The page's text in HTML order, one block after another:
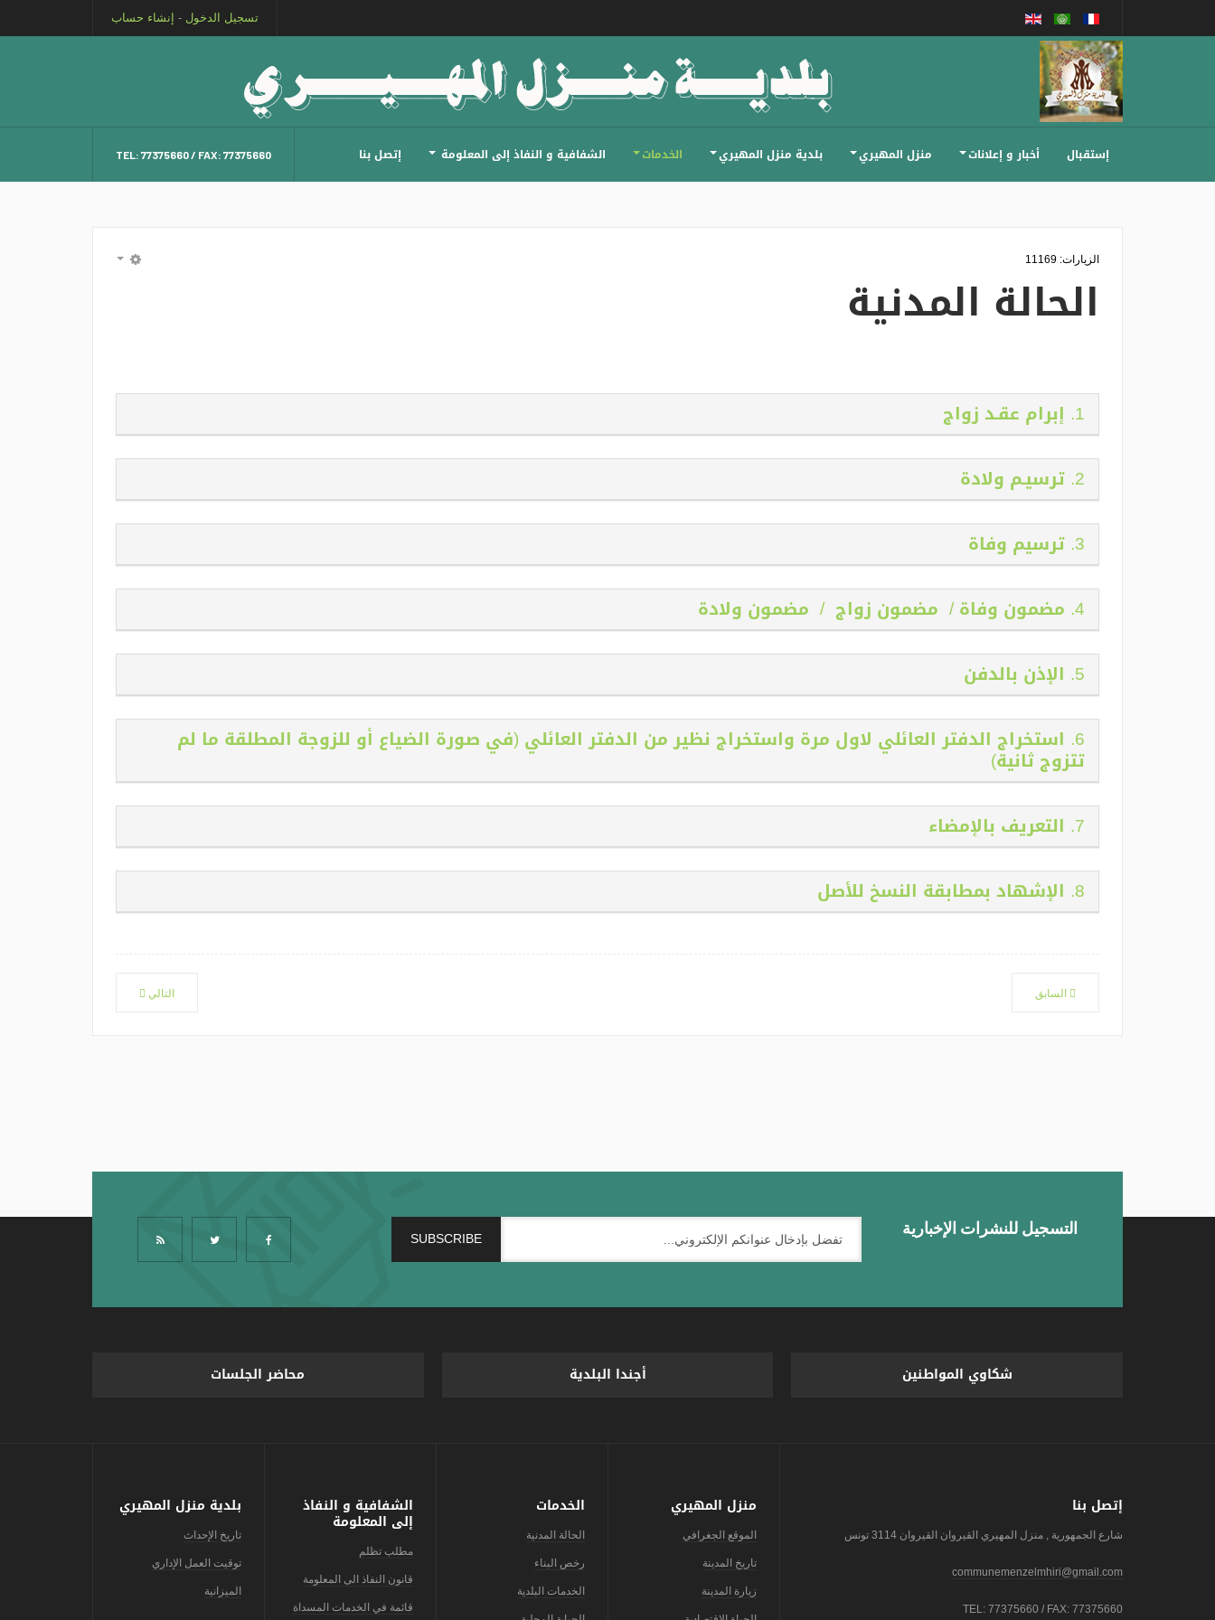
تسجيل الدخول - إنشاء حساب
إستقبال أخبار و إعلانات منزل المهيري بلدية منزل المهيري الخدمات الشفافية و النفاذ إلى المعلومة إتصل بنا TEL: 77375660 / FAX: 77375660
الزيارات: 11169 EMPTY الحالة المدنية
1. إبرام عقـد زواج
2. ترسيـم ولادة
3. ترسيم وفاة
4. مضمون وفاة / مضمون زواج / مضمون ولادة
5. الإذن بالدفن
6. استخراج الدفتر العائلي لاول مرة واستخراج نظير من الدفتر العائلي (في صورة الضياع أو للزوجة المطلقة ما لم
تتزوج ثانية)
7. التعريف بالإمضاء
8. الإشهاد بمطابقة النسخ للأصل
السابق التالي
التسجيل للنشرات الإخبارية
شكاوي المواطنين أجندا البلدية محاضر الجلسات
إتصل بنا
شارع الجمهورية , منزل المهيري القيروان القيروان 3114 تونس
communemenzelmhiri@gmail.com
TEL: 77375660 / FAX: 77375660
منزل المهيري
الموقع الجغرافي
تاريخ المدينة
زيارة المدينة
الخدمات
الحالة المدنية
رخص البناء
الخدمات البلدية
الشفافية و النفاذ
إلى المعلومة
مطلب تظلم
قانون النفاذ الى المعلومة
قائمة في الخدمات المسداة
بلدية منزل المهيري
تاريخ الإحداث
توقيت العمل الإداري
الميزانية